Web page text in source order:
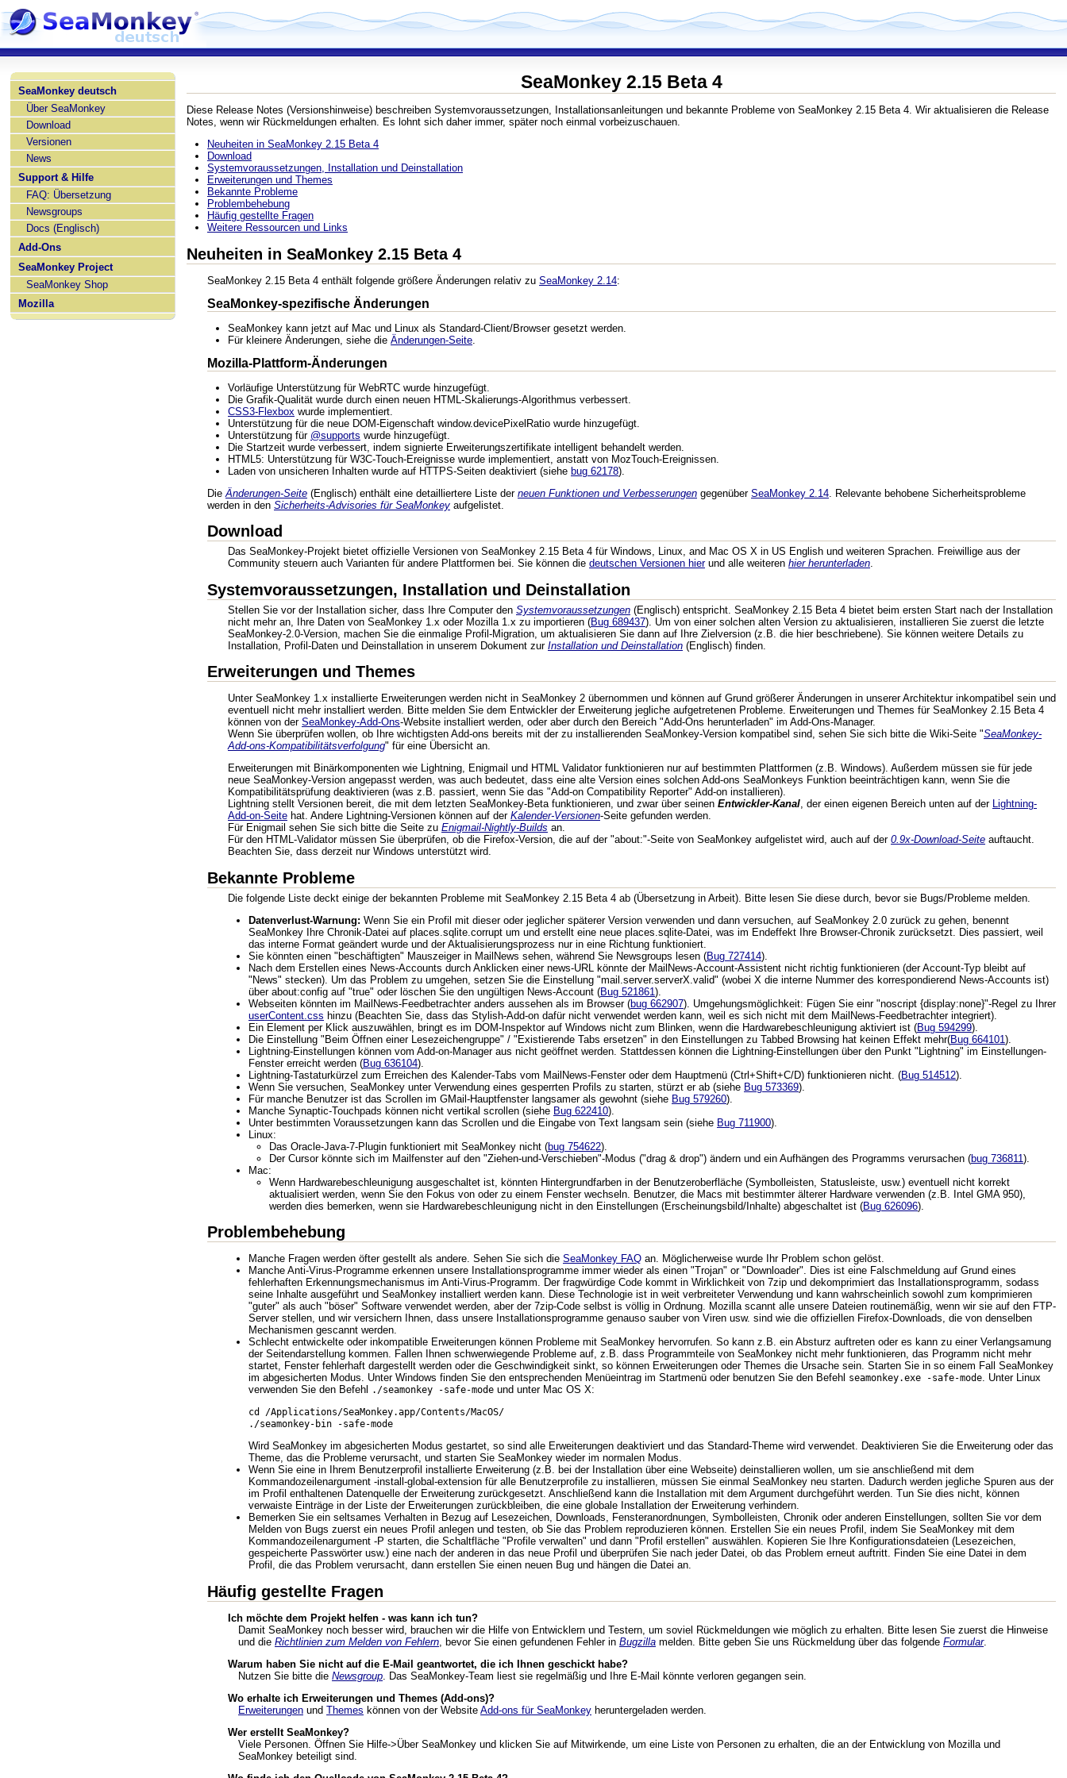
SeaMonkey deutsch
Über SeaMonkey
Download
Versionen
News
Support & Hilfe
FAQ: Übersetzung
Newsgroups
Docs (Englisch)
Add-Ons
SeaMonkey Project
SeaMonkey Shop
Mozilla
SeaMonkey 2.15 Beta 4
Diese Release Notes (Versionshinweise) beschreiben Systemvoraussetzungen, Installationsanleitungen und bekannte Probleme von SeaMonkey 2.15 Beta 4. Wir aktualisieren die Release
Notes, wenn wir Rückmeldungen erhalten. Es lohnt sich daher immer, später noch einmal vorbeizuschauen.
Neuheiten in SeaMonkey 2.15 Beta 4
Download
Systemvoraussetzungen, Installation und Deinstallation
Erweiterungen und Themes
Bekannte Probleme
Problembehebung
Häufig gestellte Fragen
Weitere Ressourcen und Links
Neuheiten in SeaMonkey 2.15 Beta 4
SeaMonkey 2.15 Beta 4 enthält folgende größere Änderungen relativ zu SeaMonkey 2.14:
SeaMonkey-spezifische Änderungen
SeaMonkey kann jetzt auf Mac und Linux als Standard-Client/Browser gesetzt werden.
Für kleinere Änderungen, siehe die Änderungen-Seite
Mozilla-Plattform-Änderungen
Vorläufige Unterstützung für WebRTC wurde hinzugefügt.
Die Grafik-Qualität wurde durch einen neuen HTML-Skalierungs-Algorithmus verbessert.
CSS3-Flexbox wurde implementiert.
Unterstützung für die neue DOM-Eigenschaft window.devicePixelRatio wurde hinzugefügt.
Unterstützung für @supports wurde hinzugefügt.
Die Startzeit wurde verbessert, indem signierte Erweiterungszertifikate intelligent behandelt werden.
HTML5: Unterstützung für W3C-Touch-Ereignisse wurde implementiert, anstatt von MozTouch-Ereignissen.
Laden von unsicheren Inhalten wurde auf HTTPS-Seiten deaktiviert (siehe bug 62178).
Die Änderungen-Seite (Englisch) enthält eine detailliertere Liste der neuen Funktionen und Verbesserungen gegenüber SeaMonkey 2.14 . Relevante behobene Sicherheitsprobleme
werden in den Sicherheits-Advisories für SeaMonkey aufgelistet.
Download
Das SeaMonkey-Projekt bietet offizielle Versionen von SeaMonkey 2.15 Beta 4 für Windows, Linux, and Mac OS X in US English und weiteren Sprachen. Freiwillige aus der
Community steuern auch Varianten für andere Plattformen bei. Sie können die deutschen Versionen hierund alle weiteren hier herunterladen.
Systemvoraussetzungen, Installation und Deinstallation
Stellen Sie vor der Installation sicher, dass Ihre Computer den Systemvoraussetzungen (Englisch) entspricht. SeaMonkey 2.15 Beta 4 bietet beim ersten Start nach der Installation
nicht mehr an, Ihre Daten von SeaMonkey 1.x oder Mozilla 1.x zu importieren (Bug 689437). Um von einer solchen alten Version zu aktualisieren, installieren Sie zuerst die letzte
SeaMonkey-2.0-Version, machen Sie die einmalige Profil-Migration, um aktualisieren Sie dann auf Ihre Zielversion (z.B. die hier beschriebene). Sie können weitere Details zu
Installation, Profil-Daten und Deinstallation in unserem Dokument zur Installation und Deinstallation (Englisch) finden.
Erweiterungen und Themes
Unter SeaMonkey 1.x installierte Erweiterungen werden nicht in SeaMonkey 2 übernommen und können auf Grund größerer Änderungen in unserer Architektur inkompatibel sein und
eventuell nicht mehr installiert werden. Bitte melden Sie dem Entwickler der Erweiterung jegliche aufgetretenen Probleme. Erweiterungen und Themes für SeaMonkey 2.15 Beta 4
können von der SeaMonkey-Add-Ons-Website installiert werden, oder aber durch den Bereich "Add-Ons herunterladen" im Add-Ons-Manager.
Wenn Sie überprüfen wollen, ob Ihre wichtigsten Add-ons bereits mit der zu installierenden SeaMonkey-Version kompatibel sind, sehen Sie sich bitte die Wiki-Seite "SeaMonkey-
Add-ons-Kompatibilitätsverfolgung" für eine Übersicht an.
Erweiterungen mit Binärkomponenten wie Lightning, Enigmail und HTML Validator funktionieren nur auf bestimmten Plattformen (z.B. Windows). Außerdem müssen sie für jede
neue SeaMonkey-Version angepasst werden, was auch bedeutet, dass eine alte Version eines solchen Add-ons SeaMonkeys Funktion beeinträchtigen kann, wenn Sie die
Kompatibilitätsprüfung deaktivieren (was z.B. passiert, wenn Sie das "Add-on Compatibility Reporter" Add-on installieren).
Lightning stellt Versionen bereit, die mit dem letzten SeaMonkey-Beta funktionieren, und zwar über seinen Entwickler-Kanal, der einen eigenen Bereich unten auf der Lightning-
Add-on-Seite hat. Andere Lightning-Versionen können auf der Kalender-Versionen-Seite gefunden werden.
Für Enigmail sehen Sie sich bitte die Seite zu Enigmail-Nightly-Builds an.
Für den HTML-Validator müssen Sie überprüfen, ob die Firefox-Version, die auf der "about:"-Seite von SeaMonkey aufgelistet wird, auch auf der 0.9x-Download-Seite auftaucht.
Beachten Sie, dass derzeit nur Windows unterstützt wird.
Bekannte Probleme
Die folgende Liste deckt einige der bekannten Probleme mit SeaMonkey 2.15 Beta 4 ab (Übersetzung in Arbeit). Bitte lesen Sie diese durch, bevor sie Bugs/Probleme melden.
Datenverlust-Warnung: Wenn Sie ein Profil mit dieser oder jeglicher späterer Version verwenden und dann versuchen, auf SeaMonkey 2.0 zurück zu gehen, benennt
SeaMonkey Ihre Chronik-Datei auf places.sqlite.corrupt um und erstellt eine neue places.sqlite-Datei, was im Endeffekt Ihre Browser-Chronik zurücksetzt. Dies passiert, weil
das interne Format geändert wurde und der Aktualisierungsprozess nur in eine Richtung funktioniert.
Sie könnten einen "beschäftigten" Mauszeiger in MailNews sehen, während Sie Newsgroups lesen (Bug 727414).
Nach dem Erstellen eines News-Accounts durch Anklicken einer news-URL könnte der MailNews-Account-Assistent nicht richtig funktionieren (der Account-Typ bleibt auf
"News" stecken). Um das Problem zu umgehen, setzen Sie die Einstellung "mail.server.serverX.valid" (wobei X die interne Nummer des korrespondierend News-Accounts ist)
über about:config auf "true" oder löschen Sie den ungültigen News-Account (Bug 521861 ).
Webseiten könnten im MailNews-Feedbetrachter anders aussehen als im Browser (bug 662907). Umgehungsmöglichkeit: Fügen Sie einr "noscript {display:none}"-Regel zu Ihrer
userContent.css hinzu (Beachten Sie, dass das Stylish-Add-on dafür nicht verwendet werden kann, weil es sich nicht mit dem MailNews-Feedbetrachter integriert).
Ein Element per Klick auszuwählen, bringt es im DOM-Inspektor auf Windows nicht zum Blinken, wenn die Hardwarebeschleunigung aktiviert ist (Bug 594299).
Die Einstellung "Beim Öffnen einer Lesezeichengruppe" / "Existierende Tabs ersetzen" in den Einstellungen zu Tabbed Browsing hat keinen Effekt mehr(Bug 664101 ).
Lightning-Einstellungen können vom Add-on-Manager aus nicht geöffnet werden. Stattdessen können die Lightning-Einstellungen über den Punkt "Lightning" im Einstellungen-
Fenster erreicht werden (Bug 636104).
Lightning-Tastaturkürzel zum Erreichen des Kalender-Tabs vom MailNews-Fenster oder dem Hauptmenü (Ctrl+Shift+C/D) funktionieren nicht. (Bug 514512).
Wenn Sie versuchen, SeaMonkey unter Verwendung eines gesperrten Profils zu starten, stürzt er ab (siehe Bug 573369).
Für manche Benutzer ist das Scrollen im GMail-Hauptfenster langsamer als gewohnt (siehe Bug 579260).
Manche Synaptic-Touchpads können nicht vertikal scrollen (siehe Bug 622410).
Unter bestimmten Voraussetzungen kann das Scrollen und die Eingabe von Text langsam sein (siehe Bug 711900).
Linux:
Das Oracle-Java-7-Plugin funktioniert mit SeaMonkey nicht (bug 754622).
Der Cursor könnte sich im Mailfenster auf den "Ziehen-und-Verschieben"-Modus ("drag & drop") ändern und ein Aufhängen des Programms verursachen (bug 736811 ).
Mac:
Wenn Hardwarebeschleunigung ausgeschaltet ist, könnten Hintergrundfarben in der Benutzeroberfläche (Symbolleisten, Statusleiste, usw.) eventuell nicht korrekt
aktualisiert werden, wenn Sie den Fokus von oder zu einem Fenster wechseln. Benutzer, die Macs mit bestimmter älterer Hardware verwenden (z.B. Intel GMA 950),
werden dies bemerken, wenn sie Hardwarebeschleunigung nicht in den Einstellungen (Erscheinungsbild/Inhalte) abgeschaltet ist (Bug 626096).
Problembehebung
Manche Fragen werden öfter gestellt als andere. Sehen Sie sich die SeaMonkey FAQ an. Möglicherweise wurde Ihr Problem schon gelöst.
Manche Anti-Virus-Programme erkennen unsere Installationsprogramme immer wieder als einen "Trojan" or "Downloader". Dies ist eine Falschmeldung auf Grund eines
fehlerhaften Erkennungsmechanismus im Anti-Virus-Programm. Der fragwürdige Code kommt in Wirklichkeit von 7zip und dekomprimiert das Installationsprogramm, sodass
seine Inhalte ausgeführt und SeaMonkey installiert werden kann. Diese Technologie ist in weit verbreiteter Verwendung und kann wahrscheinlich sowohl zum komprimieren
"guter" als auch "böser" Software verwendet werden, aber der 7zip-Code selbst is völlig in Ordnung. Mozilla scannt alle unsere Dateien routinemäßig, wenn wir sie auf den FTP-
Server stellen, und wir versichern Ihnen, dass unsere Installationsprogramme genauso sauber von Viren usw. sind wie die offiziellen Firefox-Downloads, die von denselben
Mechanismen gescannt werden.
Schlecht entwickelte oder inkompatible Erweiterungen können Probleme mit SeaMonkey hervorrufen. So kann z.B. ein Absturz auftreten oder es kann zu einer Verlangsamung
der Seitendarstellung kommen. Fallen Ihnen schwerwiegende Probleme auf, z.B. dass Programmteile von SeaMonkey nicht mehr funktionieren, das Programm nicht mehr
startet, Fenster fehlerhaft dargestellt werden oder die Geschwindigkeit sinkt, so können Erweiterungen oder Themes die Ursache sein. Starten Sie in so einem Fall SeaMonkey
im abgesicherten Modus. Unter Windows finden Sie den entsprechenden Menüeintrag im Startmenü oder benutzen Sie den Befehl seamonkey.exe -safe-mode. Unter Linux
verwenden Sie den Befehl
./seamonkey -safe-mode und unter Mac OS X:
cd /Applications/SeaMonkey.app/Contents/MacOS/
./seamonkey-bin -safe-mode
Wird SeaMonkey im abgesicherten Modus gestartet, so sind alle Erweiterungen deaktiviert und das Standard-Theme wird verwendet. Deaktivieren Sie die Erweiterung oder das
Theme, das die Probleme verursacht, und starten Sie SeaMonkey wieder im normalen Modus.
Wenn Sie eine in Ihrem Benutzerprofil installierte Erweiterung (z.B. bei der Installation über eine Webseite) deinstallieren wollen, um sie anschließend mit dem
Kommandozeilenargument -install-global-extension für alle Benutzerprofile zu installieren, müssen Sie einmal SeaMonkey neu starten. Dadurch werden jegliche Spuren aus der
im Profil enthaltenen Datenquelle der Erweiterung zurückgesetzt. Anschließend kann die Installation mit dem Argument durchgeführt werden. Tun Sie dies nicht, können
verwaiste Einträge in der Liste der Erweiterungen zurückbleiben, die eine globale Installation der Erweiterung verhindern.
Bemerken Sie ein seltsames Verhalten in Bezug auf Lesezeichen, Downloads, Fensteranordnungen, Symbolleisten, Chronik oder anderen Einstellungen, sollten Sie vor dem
Melden von Bugs zuerst ein neues Profil anlegen und testen, ob Sie das Problem reproduzieren können. Erstellen Sie ein neues Profil, indem Sie SeaMonkey mit dem
Kommandozeilenargument -P starten, die Schaltfläche "Profile verwalten" und dann "Profil erstellen" auswählen. Kopieren Sie Ihre Konfigurationsdateien (Lesezeichen,
gespeicherte Passwörter usw.) eine nach der anderen in das neue Profil und überprüfen Sie nach jeder Datei, ob das Problem erneut auftritt. Finden Sie eine Datei in dem
Profil, die das Problem verursacht, dann erstellen Sie einen neuen Bug und hängen die Datei an.
Häufig gestellte Fragen
Ich möchte dem Projekt helfen - was kann ich tun?
Damit SeaMonkey noch besser wird, brauchen wir die Hilfe von Entwicklern und Testern, um soviel Rückmeldungen wie möglich zu erhalten. Bitte lesen Sie zuerst die Hinweise
und die Richtlinien zum Melden von Fehlern, bevor Sie einen gefundenen Fehler in Bugzilla melden. Bitte geben Sie uns Rückmeldung über das folgende Formular.
Warum haben Sie nicht auf die E-Mail geantwortet, die ich Ihnen geschickt habe?
Nutzen Sie bitte die Newsgroup. Das SeaMonkey-Team liest sie regelmäßig und Ihre E-Mail könnte verloren gegangen sein.
Wo erhalte ich Erweiterungen und Themes (Add-ons)?
Erweiterungen und Themes können von der Website Add-ons für SeaMonkey heruntergeladen werden.
Wer erstellt SeaMonkey?
Viele Personen. Öffnen Sie Hilfe->Über SeaMonkey und klicken Sie auf Mitwirkende, um eine Liste von Personen zu erhalten, die an der Entwicklung von Mozilla und
SeaMonkey beteiligt sind.